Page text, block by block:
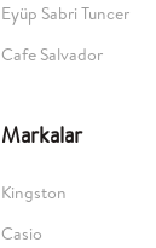
Eyüp Sabri Tuncer
Cafe Salvador
Markalar
Kingston
Casio